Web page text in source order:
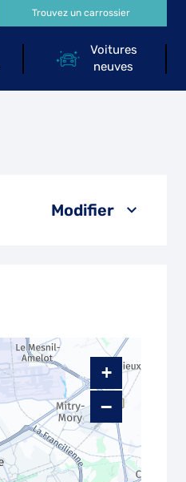
Voitures
neuves
Trouvez un carrossier
Modifier
+
−